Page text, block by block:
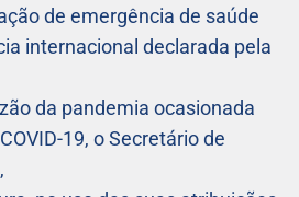
de emergência de saúde
internacional declarada pela
da pandemia ocasionada
19, o Secretário de